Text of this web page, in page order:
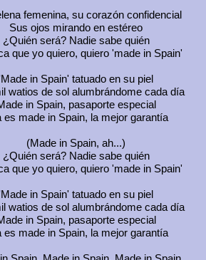
femenina, su corazón confidencial
Sus ojos mirando en estéreo
¿Quién será? Nadie sabe quién
que yo quiero, quiero 'made in Spain'
in Spain' tatuado en su piel
watios de sol alumbrándome cada día
in Spain, pasaporte especial
es made in Spain, la mejor garantía
(Made in Spain, ah...)
¿Quién será? Nadie sabe quién
que yo quiero, quiero 'made in Spain'
in Spain' tatuado en su piel
watios de sol alumbrándome cada día
in Spain, pasaporte especial
es made in Spain, la mejor garantía